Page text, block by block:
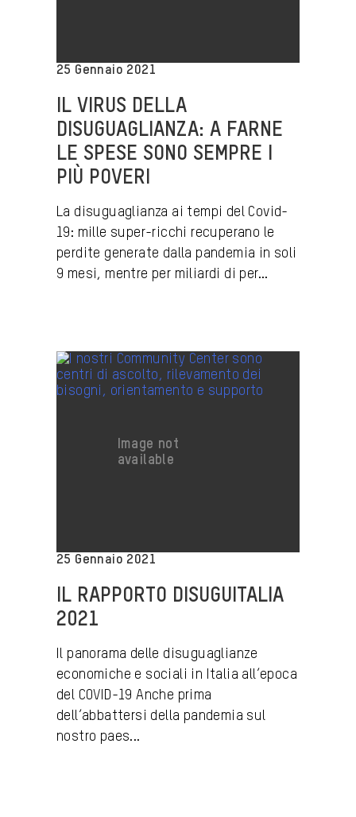
25 Gennaio 2021
IL VIRUS DELLA
DISUGUAGLIANZA: A FARNE
LE SPESE SONO SEMPRE I
PIÙ POVERI
La disuguaglianza ai tempi del Covid-
19: mille super-ricchi recuperano le
perdite generate dalla pandemia in soli
9 mesi, mentre per miliardi di per...
25 Gennaio 2021
IL RAPPORTO DISUGUITALIA
2021
Il panorama delle disuguaglianze
economiche e sociali in Italia all’epoca
del COVID-19 Anche prima
dell’abbattersi della pandemia sul
nostro paes...